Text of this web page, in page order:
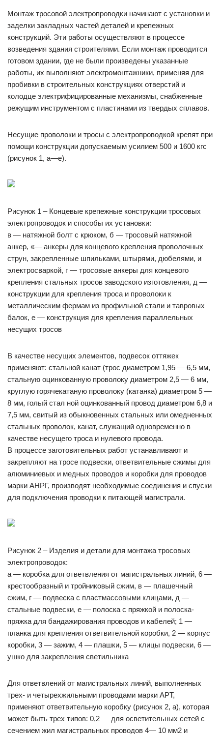
Монтаж тросовой электропроводки начинают с установки и
заделки закладных частей деталей и крепежных
конструкций. Эти pa6оты осуществляют в процессе
возведения здания строителями. Если монтаж проводится
готовом здании, где не были произведены указанные
работы, их выполняют элекгромонтажники, применяя для
пробивки в строительных конструкциях отверстий и
колодце электрифицированные механизмы, снабженные
режущим инструментом с пластинами из твердых сплавов.
Несущие проволоки и тросы с электропроводкой крепят при
помощи конструкции допускаемым усилием 500 и 1600 кгс
(рисунок 1, а—е).
Рисунок 1 – Концевые крепежные конструкции тросовых
электропроводок и способы их установки:
в — натяжной болт с крюком, б — тросовый натяжной
анкер, «— анкеры для концевого крепления проволочных
струн, закрепленные шпильками, штырями, дюбелями, и
электросваркой, г — тросовые анкеры для концевого
крепления стальных тросов заводского изготовления, д —
конструкции для крепления троса и проволоки к
металлическим фермам из профильной стали и тавровых
балок, е — конструкция для крепления параллельных
несущих тросов
В качестве несущих элементов, подвесок оттяжек
применяют: стальной канат (трос диаметром 1,95 — 6,5 мм,
стальную оцинкованную проволоку диаметром 2,5 — 6 мм,
круглую горячекатаную проволоку (катанка) диаметром 5 —
8 мм, голый стал ной оцинкованный провод диаметром 6,8 и
7,5 мм, свитый из обыкновенных стальных или омедненных
стальных проволок, канат, служащий одновременно в
качестве несущего троса и нулевого провода.
В процессе заготовительных работ устанавливают и
закрепляют на тросе подвески, ответвительные сжимы для
алюминиевых и медных проводов и коробки для проводов
марки АНРГ, производят необходимые соединения и спуски
для подключения проводки к питающей магистрали.
Рисунок 2 – Изделия и детали для монтажа тросовых
электропроводок:
а — коробка для ответвления от магистральных линий, 6 —
крестообразный и тройниковый сжим, в — плашечный
сжим, г — подвеска с пластмассовыми клицами, д —
стальные подвески, е — полоска с пряжкой и полоска-
пряжка для бандажирования проводов и кабелей; 1 —
планка для крепления ответвительной коробки, 2 — корпус
коробки, 3 — зажим, 4 — плашки, 5 — клицы подвески, 6 —
ушко для закрепления светильника
Для ответвлений от магистральных линий, выполненных
трех- и четырехжильными проводами марки APT,
применяют ответвительную коробку (рисунок 2, а), которая
может быть трех типов: 0,2 — для осветительных сетей с
сечением жил магистральных проводов 4— 10 мм2 и